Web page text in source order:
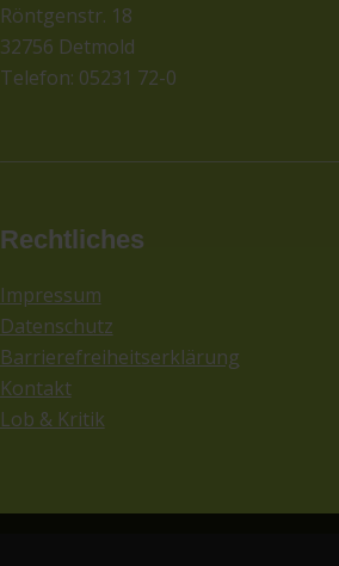
Röntgenstr. 18
32756 Detmold
Telefon: 05231 72-0
Rechtliches
Impressum
Datenschutz
Barrierefreiheitserklärung
Kontakt
Lob & Kritik